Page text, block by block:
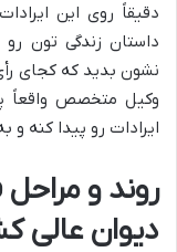
دقیقاً روی این
داستان زندگی تون رو
نشون بدید که کجای
وکیل متخصص واقعاً
ایرادات رو پیدا کنه
روند و
دیوان عالی